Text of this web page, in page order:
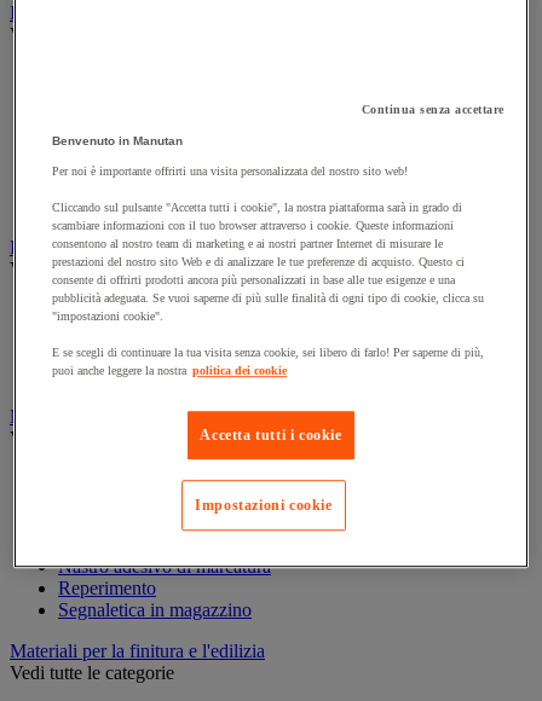
Illuminazione
Vedi tutte le categorie
Lampada portatile
Lampadina
Proiettore da cantiere
Torcia
Ingrassaggio e lubrificazione
Vedi tutte le categorie
Anti-aderente
Grasso e olio
Lubrificante e sbloccante
Marcatura
Vedi tutte le categorie
Marcatura industriale
Nastro adesivo di marcatura
Reperimento
Segnaletica in magazzino
Materiali per la finitura e l'edilizia
Vedi tutte le categorie
Continua senza accettare
Benvenuto in Manutan
Per noi è importante offrirti una visita personalizzata del nostro sito web!
Cliccando sul pulsante "Accetta tutti i cookie", la nostra piattaforma sarà in grado di
scambiare informazioni con il tuo browser attraverso i cookie. Queste informazioni
consentono al nostro team di marketing e ai nostri partner Internet di misurare le
prestazioni del nostro sito Web e di analizzare le tue preferenze di acquisto. Questo ci
consente di offrirti prodotti ancora più personalizzati in base alle tue esigenze e una
pubblicità adeguata. Se vuoi saperne di più sulle finalità di ogni tipo di cookie, clicca su
"impostazioni cookie".
E se scegli di continuare la tua visita senza cookie, sei libero di farlo! Per saperne di più,
puoi anche leggere la nostra politica dei cookie
Accetta tutti i cookie
Impostazioni cookie